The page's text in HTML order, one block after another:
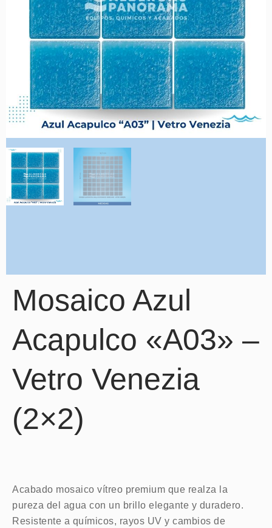
Mosaico Azul
Acapulco «A03» –
Vetro Venezia
(2×2)
Acabado mosaico vítreo premium que realza la
pureza del agua con un brillo elegante y duradero.
Resistente a químicos, rayos UV y cambios de